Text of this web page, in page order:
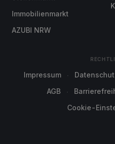
Immobilienmarkt
AZUBI NRW
Impressum
AGB
Cookie-